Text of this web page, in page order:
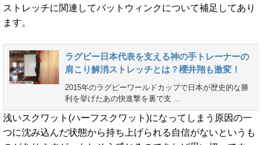
ストレッチに関連してバットウィンクについて補足してあり
ます。
ラグビー日本代表を支える神の手トレーナーの
肩こり解消ストレッチとは？櫻井翔も激変！
2015年のラグビーワールドカップで日本が歴史的な勝
利を挙げたあの快進撃を裏で支 ...
浅いスクワット(ハーフスクワット)になってしまう原因の一
つに沈み込んだ状態から持ち上げられる自信がないというも